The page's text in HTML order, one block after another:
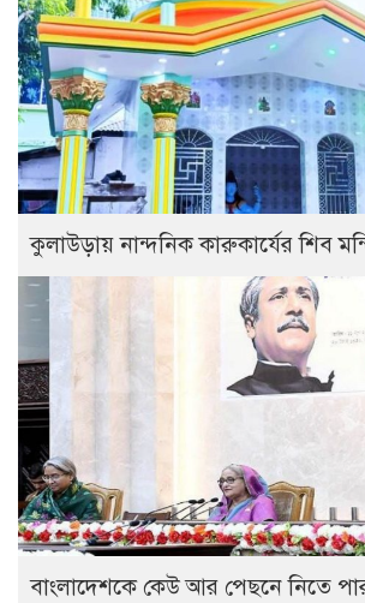
কুলাউড়ায় নান্দনিক কারুকার্যের শিব
বাংলাদেশকে কেউ আর পেছনে নিতে